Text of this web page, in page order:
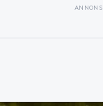
ANNONS